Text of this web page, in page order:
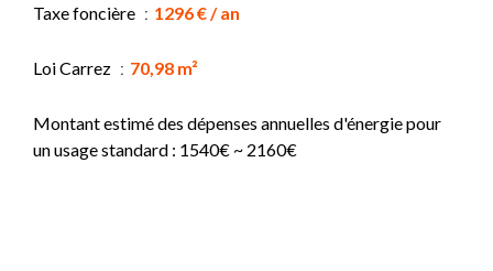
Taxe foncière 1296 € / an
Loi Carrez 70,98 m²
Montant estimé des dépenses annuelles d'énergie pour
un usage standard : 1540€ ~ 2160€